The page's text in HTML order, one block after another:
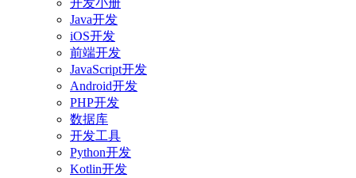
开发小册
Java开发
iOS开发
前端开发
JavaScript开发
Android开发
PHP开发
数据库
开发工具
Python开发
Kotlin开发